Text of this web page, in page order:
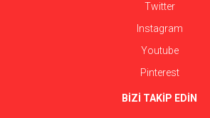
Twitter
Instagram
Youtube
Pinterest
BİZİ TAKİP EDİN